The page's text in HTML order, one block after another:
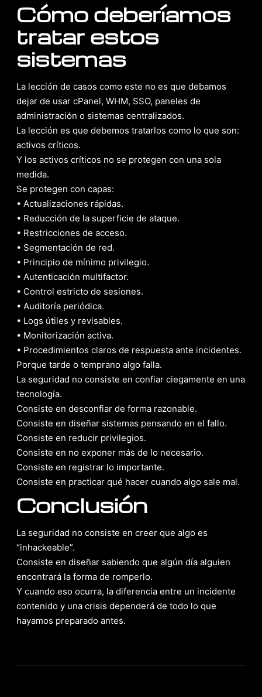
Cómo deberíamos
tratar estos
sistemas
La lección de casos como este no es que debamos
dejar de usar cPanel, WHM, SSO, paneles de
administración o sistemas centralizados.
La lección es que debemos tratarlos como lo que son:
activos críticos.
Y los activos críticos no se protegen con una sola
medida.
Se protegen con capas:
• Actualizaciones rápidas.
• Reducción de la superficie de ataque.
• Restricciones de acceso.
• Segmentación de red.
• Principio de mínimo privilegio.
• Autenticación multifactor.
• Control estricto de sesiones.
• Auditoría periódica.
• Logs útiles y revisables.
• Monitorización activa.
• Procedimientos claros de respuesta ante incidentes.
Porque tarde o temprano algo falla.
La seguridad no consiste en confiar ciegamente en una
tecnología.
Consiste en desconfiar de forma razonable.
Consiste en diseñar sistemas pensando en el fallo.
Consiste en reducir privilegios.
Consiste en no exponer más de lo necesario.
Consiste en registrar lo importante.
Consiste en practicar qué hacer cuando algo sale mal.
Conclusión
La seguridad no consiste en creer que algo es
“inhackeable”.
Consiste en diseñar sabiendo que algún día alguien
encontrará la forma de romperlo.
Y cuando eso ocurra, la diferencia entre un incidente
contenido y una crisis dependerá de todo lo que
hayamos preparado antes.